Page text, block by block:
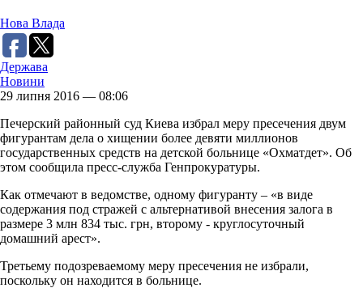
Нова Влада
Держава
Новини
29 липня 2016 — 08:06
Печерский районный суд Киева избрал меру пресечения двум
фигурантам дела о хищении более девяти миллионов
государственных средств на детской больнице «Охматдет». Об
этом сообщила пресс-служба Генпрокуратуры.
Как отмечают в ведомстве, одному фигуранту – «в виде
содержания под стражей с альтернативой внесения залога в
размере 3 млн 834 тыс. грн, второму - круглосуточный
домашний арест».
Третьему подозреваемому меру пресечения не избрали,
поскольку он находится в больнице.